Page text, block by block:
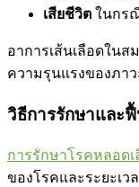
เสียชีวิต ในกร
อาการเส้นเลือดใน
ความรุนแรงของภา
วิธีการรักษาและ
การรักษาโรคหลอด
ของโรคและระยะเว